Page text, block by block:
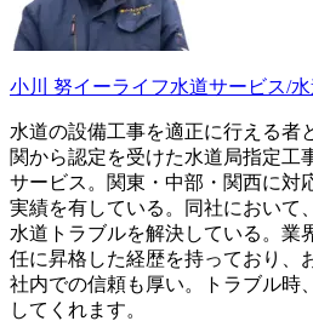
小川 努イーライフ水道サービス/
水道の設備工事を適正に行える者
関から認定を受けた水道局指定工
サービス。関東・中部・関西に対
実績を有している。同社において
水道トラブルを解決している。業
任に昇格した経歴を持っており、
社内での信頼も厚い。トラブル時
してくれます。